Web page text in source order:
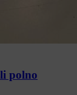
polno